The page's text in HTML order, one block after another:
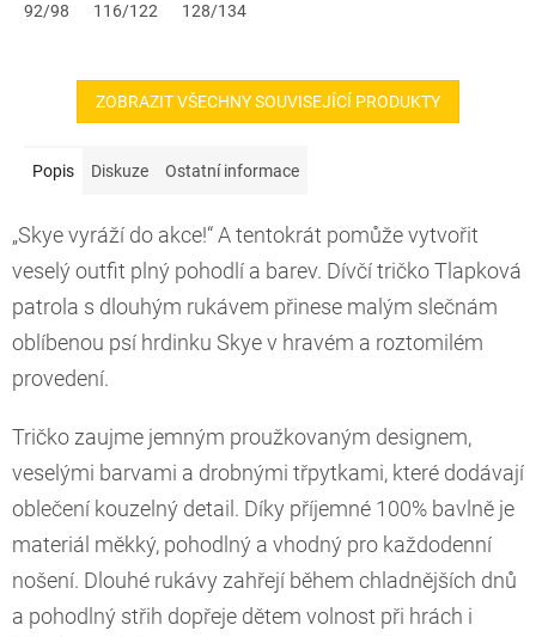
92/98 116/122 128/134
ZOBRAZIT VŠECHNY SOUVISEJÍCÍ PRODUKTY
Popis Diskuze Ostatní informace
„Skye vyráží do akce!“ A tentokrát pomůže vytvořit
veselý outfit plný pohodlí a barev. Dívčí tričko Tlapková
patrola s dlouhým rukávem přinese malým slečnám
oblíbenou psí hrdinku Skye v hravém a roztomilém
provedení.
Tričko zaujme jemným proužkovaným designem,
veselými barvami a drobnými třpytkami, které dodávají
oblečení kouzelný detail. Díky příjemné 100% bavlně je
materiál měkký, pohodlný a vhodný pro každodenní
nošení. Dlouhé rukávy zahřejí během chladnějších dnů
a pohodlný střih dopřeje dětem volnost při hrách i